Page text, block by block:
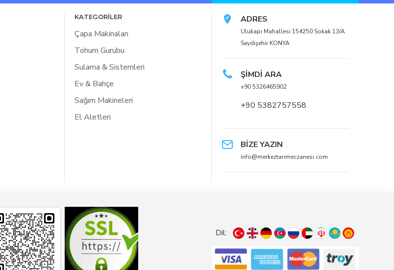
KATEGORİLER
Çapa Makinaları
Tohum Gurubu
Sulama & Sistemleri
Ev & Bahçe
Sağım Makineleri
El Aletleri
ADRES
Ulukapı Mahallesi 154250 Sokak 13/A
Seydişehir KONYA
ŞİMDİ ARA
+90 5326465902
+90 5382757558
BİZE YAZIN
info@merkeztarımeczanesi.com
Dil: